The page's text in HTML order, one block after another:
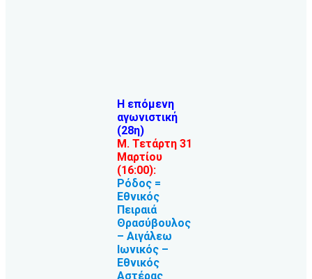
Η επόμενη
αγωνιστική
(28η)
Μ. Τετάρτη 31
Μαρτίου
(16:00):
Ρόδος =
Εθνικός
Πειραιά
Θρασύβουλος
– Αιγάλεω
Ιωνικός –
Εθνικός
Αστέρας